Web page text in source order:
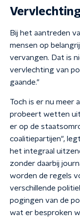
Bij het aantreden
mensen op
vervangen. Dat is
vervlechting van
gaande."
Toch is er nu meer
probeert wetten
er op de
coalitiepartijen",
het integraal
zonder daarbij
worden de regels
verschillende
pogingen van de
wat er besproken